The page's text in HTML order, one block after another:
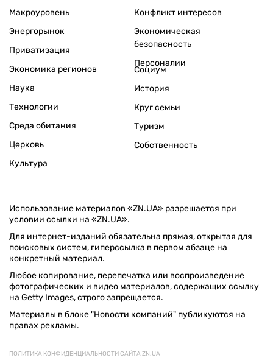
Макроуровень
Энергорынок
Приватизация
Экономика регионов
Конфликт интересов
Экономическая
безопасность
Персоналии
Наука
Технологии
Среда обитания
Церковь
Культура
Социум
История
Круг семьи
Туризм
Собственность
Использование материалов «ZN.UA» разрешается при
условии ссылки на «ZN.UA».
Для интернет-изданий обязательна прямая, открытая для
поисковых систем, гиперссылка в первом абзаце на
конкретный материал.
Любое копирование, перепечатка или воспроизведение
фотографических и видео материалов, содержащих ссылку
на Getty Images, строго запрещается.
Материалы в блоке "Новости компаний" публикуются на
правах рекламы.
ПОЛИТИКА КОНФИДЕНЦИАЛЬНОСТИ САЙТА ZN.UA